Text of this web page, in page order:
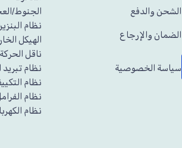
الشحن والدفع
الضمان والإرجاع
سياسة الخصوصية
الجنوط/
نظام
الهيكل
ناقل
نظام
نظام
نظام
نظام